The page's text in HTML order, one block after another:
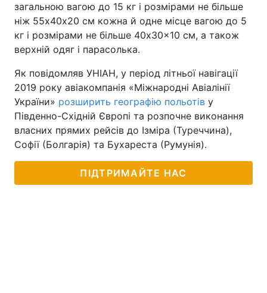
загальною вагою до 15 кг і розмірами не більше
ніж 55х40х20 см кожна й одне місце вагою до 5
кг і розмірами не більше 40x30x10 см, а також
верхній одяг і парасолька.
Як повідомляв УНІАН, у період літньої навігації
2019 року авіакомпанія «Міжнародні Авіалінії
України» розширить географію польотів у
Південно-Східній Європі та розпочне виконання
власних прямих рейсів до Ізміра (Туреччина),
Софії (Болгарія) та Бухареста (Румунія).
ПІДТРИМАЙТЕ НАС